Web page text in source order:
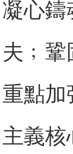
凝心鑄
夫﹔
重點加
主義核